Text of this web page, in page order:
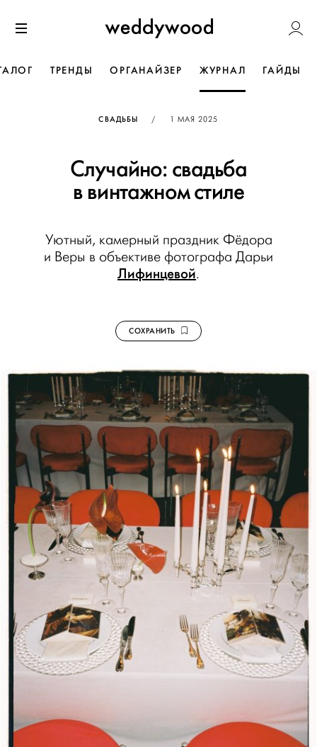
к содержанию
Weddywood
ТРЕНДЫ ОРГАНАЙЗЕР ЖУРНАЛ ГАЙДЫ
СВАДЬБЫ / ОПУБЛИКОВАНО
1 МАЯ 2025
Случайно: свадьба
в винтажном стиле
Уютный, камерный праздник Фёдора
и Веры в объективе фотографа Дарьи
Лифинцевой.
СОХРАНИТЬ